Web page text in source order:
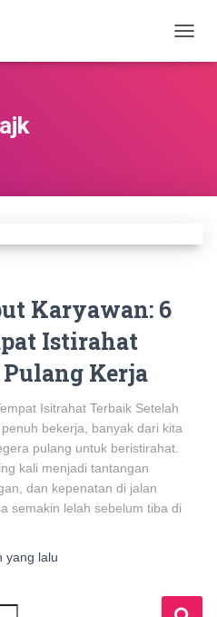
ajk
Karyawan: 6
Istirahat
Kerja
Isitrahat Terbaik Setelah
bekerja, banyak dari kita
pulang untuk beristirahat.
kali menjadi tantangan
dan kepenatan di jalan
semakin lelah sebelum tiba di
yang lalu